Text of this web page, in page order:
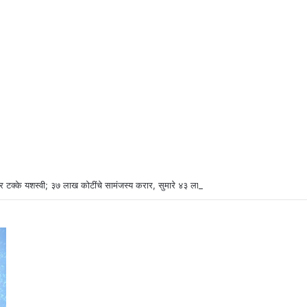
टक्के यशस्वी; ३७ लाख कोटींचे सामंजस्य करार, सुमारे ४३ लाख रोजगारनिर्मिती – उद्योगमंत्री